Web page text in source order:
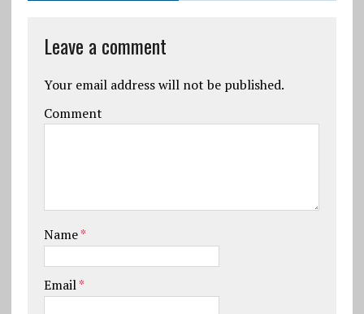
Leave a comment
Your email address will not be published.
Comment
Name*
Email*